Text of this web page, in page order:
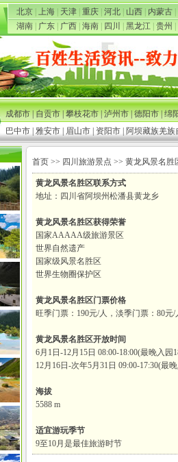
北京 上海 天津 重庆 河北 山西 内蒙古
湖南
广东 广西 海南 四川 黑龙江 贵州
成都市|自贡市|攀枝花市|泸州市|德阳市|绵
巴中市 雅安市 眉山市 资阳市 阿坝藏族羌族
首页 >> 四川旅游景点 >> 黄龙风景名胜
黄龙风景名胜区联系方式
地址：四川省阿坝州松潘县黄龙乡
黄龙风景名胜区获得荣誉
国家AAAAA级旅游景区
世界自然遗产
国家级风景名胜区
世界生物圈保护区
黄龙风景名胜区门票价格
旺季门票：190元/人，淡季门票：80元/
黄龙风景名胜区开放时间
6月1日-12月15日 08:00-18:00(最晚入园
12月16日-次年5月31日 09:00-17:30(最
海拔
5588 m
适宜游玩季节
9至10月是最佳旅游时节